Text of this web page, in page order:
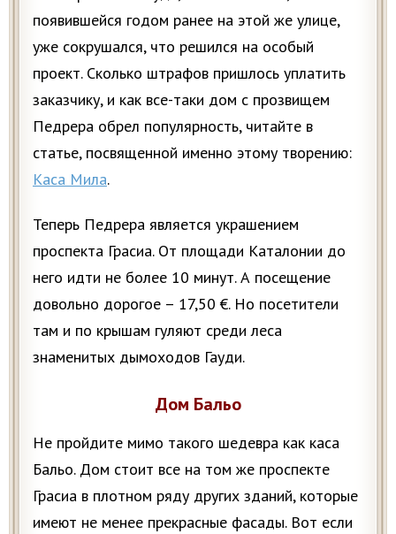
появившейся годом ранее на этой же улице,
уже сокрушался, что решился на особый
проект. Сколько штрафов пришлось уплатить
заказчику, и как все-таки дом с прозвищем
Педрера обрел популярность, читайте в
статье, посвященной именно этому творению:
Каса Мила.
Теперь Педрера является украшением
проспекта Грасиа. От площади Каталонии до
него идти не более 10 минут. А посещение
довольно дорогое – 17,50 €. Но посетители
там и по крышам гуляют среди леса
знаменитых дымоходов Гауди.
Дом Бальо
Не пройдите мимо такого шедевра как каса
Бальо. Дом стоит все на том же проспекте
Грасиа в плотном ряду других зданий, которые
имеют не менее прекрасные фасады. Вот если